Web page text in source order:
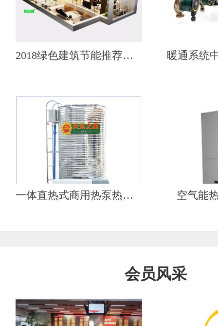
2018绿色建筑节能推荐产品——天舒热泵热水机
一体直热式商用热泵热水器（工质循环） 空气能
会员风采